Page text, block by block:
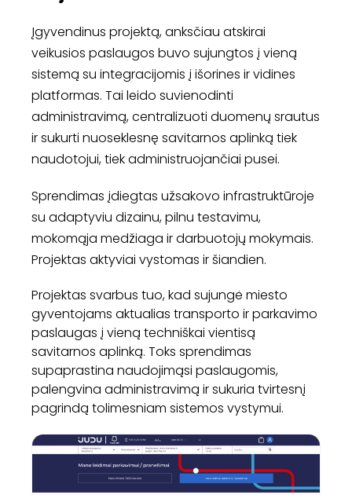
Įgyvendinus projektą, anksčiau atskirai
veikusios paslaugos buvo sujungtos į vieną
sistemą su integracijomis į išorines ir vidines
platformas. Tai leido suvienodinti
administravimą, centralizuoti duomenų srautus
ir sukurti nuoseklesnę savitarnos aplinką tiek
naudotojui, tiek administruojančiai pusei.
Sprendimas įdiegtas užsakovo infrastruktūroje
su adaptyviu dizainu, pilnu testavimu,
mokomąja medžiaga ir darbuotojų mokymais.
Projektas aktyviai vystomas ir šiandien.
Projektas svarbus tuo, kad sujungė miesto
gyventojams aktualias transporto ir parkavimo
paslaugas į vieną techniškai vientisą
savitarnos aplinką. Toks sprendimas
supaprastina naudojimąsi paslaugomis,
palengvina administravimą ir sukuria tvirtesnį
pagrindą tolimesniam sistemos vystymui.